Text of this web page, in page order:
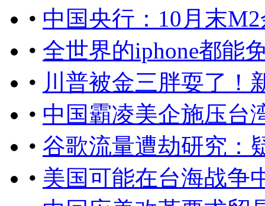
• 中国央行：10月末
• 全世界的iphone都能
• 川普被金三胖耍了！
• 中国霸凌美企施压台
• 谷歌流量遭劫研究：
• 美国可能在台海战争